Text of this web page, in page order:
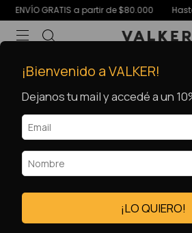
GRATIS a partir de $80.000 Hasta 12
2x1 💥
¡Bienvenido a VALKER!
Dejanos tu mail y accedé a un
¡LO QUIERO!